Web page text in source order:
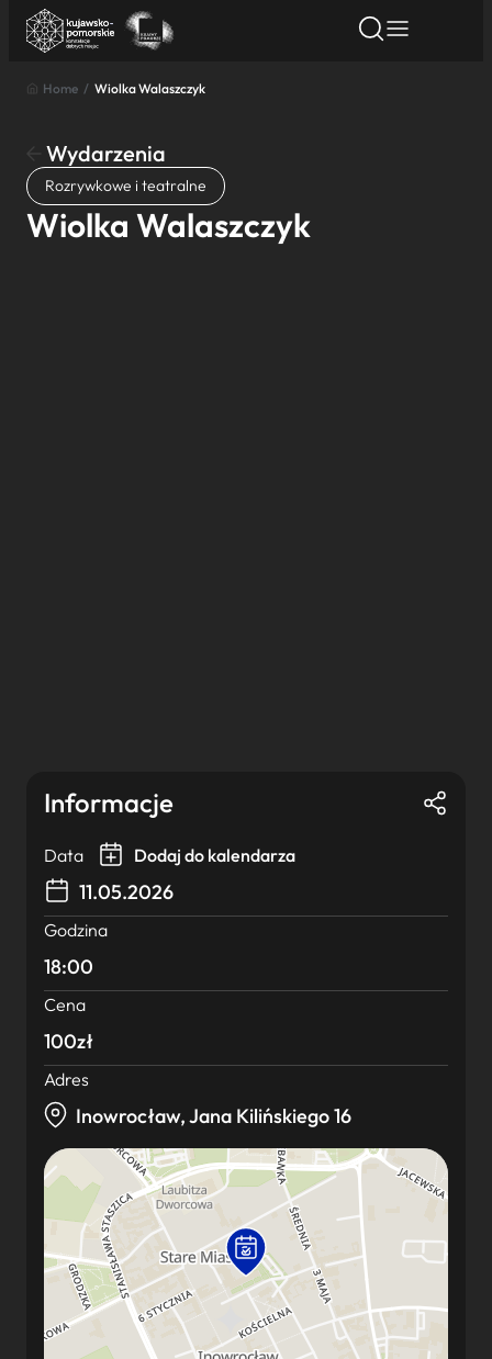
Znajdź atrakcję
Nazwa atrakcji
Miasto
Home / Wiolka Walaszczyk
Wydarzenia
Rozrywkowe i teatralne
Wiolka Walaszczyk
Informacje
Data Dodaj do kalendarza
11.05.2026
Godzina
18:00
Cena
100zł
Adres
Inowrocław, Jana Kilińskiego 16